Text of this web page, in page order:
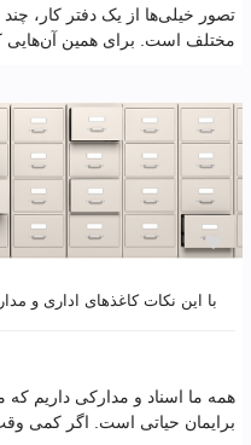
تصور خیلی‌ها از یک دفتر کار، چند
مختلف است. برای همین آن‌هایی
با این نکات کاغذهای اداری و
همه ما اسناد و مدارکی داریم
برایمان حیاتی است. اگر کمی وقت